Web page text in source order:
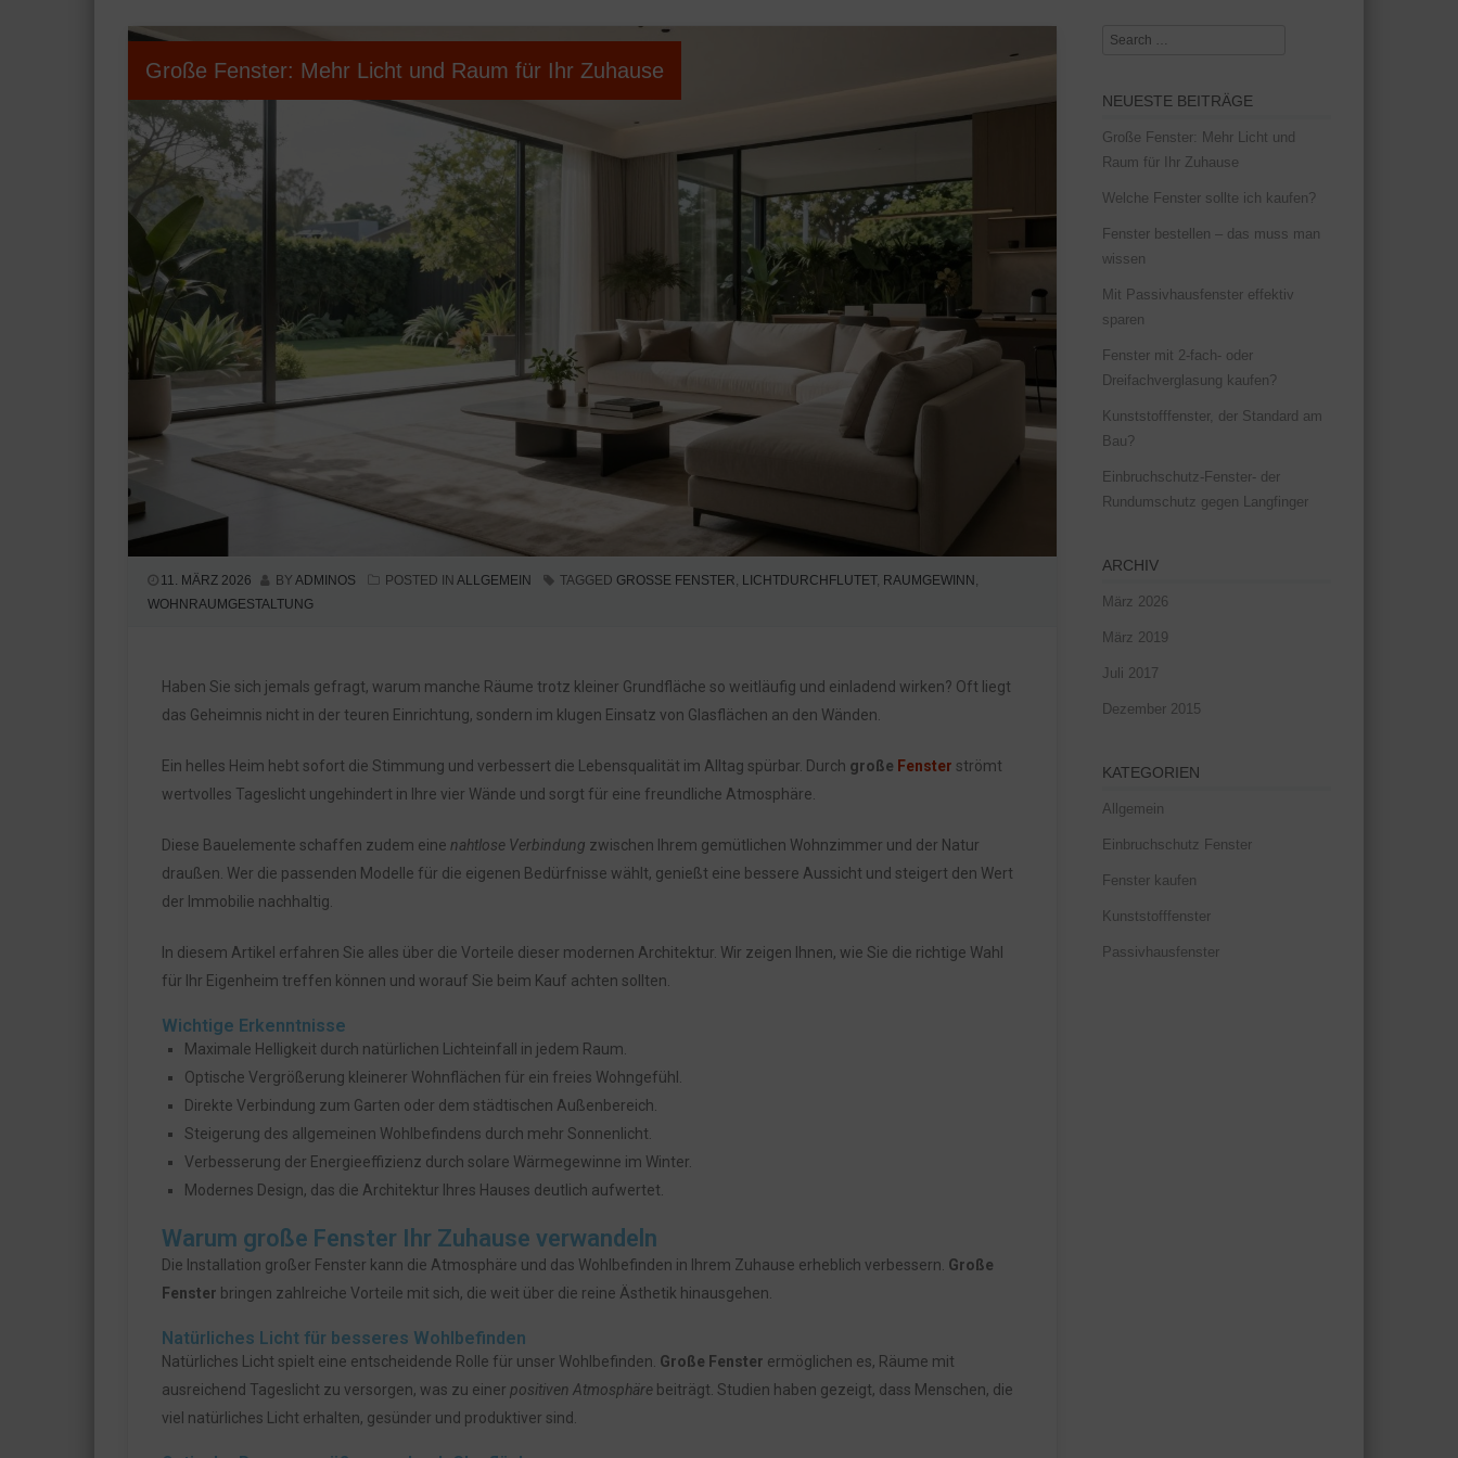
Große Fenster: Mehr Licht und Raum für Ihr Zuhause
11. MÄRZ 2026 BY ADMINOS POSTED IN ALLGEMEIN TAGGED GROSSE FENSTER LICHTDURCHFLUTET, RAUMGEWINN
WOHNRAUMGESTALTUNG
Haben Sie sich jemals gefragt, warum manche Räume trotz kleiner Grundfläche so weitläufig und einladend wirken? Oft liegt
das Geheimnis nicht in der teuren Einrichtung, sondern im klugen Einsatz von Glasflächen an den Wänden.
Ein helles Heim hebt sofort die Stimmung und verbessert die Lebensqualität im Alltag spürbar. Durch große Fenster strömt
wertvolles Tageslicht ungehindert in Ihre vier Wände und sorgt für eine freundliche Atmosphäre.
Diese Bauelemente schaffen zudem eine nahtlose Verbindung zwischen Ihrem gemütlichen Wohnzimmer und der Natur
draußen. Wer die passenden Modelle für die eigenen Bedürfnisse wählt, genießt eine bessere Aussicht und steigert den Wert
der Immobilie nachhaltig.
In diesem Artikel erfahren Sie alles über die Vorteile dieser modernen Architektur. Wir zeigen Ihnen, wie Sie die richtige Wahl
für Ihr Eigenheim treffen können und worauf Sie beim Kauf achten sollten.
Wichtige Erkenntnisse
Maximale Helligkeit durch natürlichen Lichteinfall in jedem Raum.
Optische Vergrößerung kleinerer Wohnflächen für ein freies Wohngefühl.
Direkte Verbindung zum Garten oder dem städtischen Außenbereich.
Steigerung des allgemeinen Wohlbefindens durch mehr Sonnenlicht.
Verbesserung der Energieeffizienz durch solare Wärmegewinne im Winter.
Modernes Design, das die Architektur Ihres Hauses deutlich aufwertet.
Warum große Fenster Ihr Zuhause verwandeln
Die Installation großer Fenster kann die Atmosphäre und das Wohlbefinden in Ihrem Zuhause erheblich verbessern. Große
Fenster bringen zahlreiche Vorteile mit sich, die weit über die reine Ästhetik hinausgehen.
Natürliches Licht für besseres Wohlbefinden
Natürliches Licht spielt eine entscheidende Rolle für unser Wohlbefinden. Große Fenster ermöglichen es, Räume mit
ausreichend Tageslicht zu versorgen, was zu einer positiven Atmosphäre beiträgt. Studien haben gezeigt, dass Menschen, die
viel natürliches Licht erhalten, gesünder und produktiver sind.
Search
NEUESTE BEITRÄGE
Große Fenster: Mehr Licht und
Raum für Ihr Zuhause
Welche Fenster sollte ich kaufen?
Fenster bestellen – das muss man
wissen
Mit Passivhausfenster effektiv
sparen
Fenster mit 2-fach- oder
Dreifachverglasung kaufen?
Kunststofffenster, der Standard am
Bau?
Einbruchschutz-Fenster- der
Rundumschutz gegen Langfinger
ARCHIV
März 2026
März 2019
Juli 2017
Dezember 2015
KATEGORIEN
Allgemein
Einbruchschutz Fenster
Fenster kaufen
Kunststofffenster
Passivhausfenster